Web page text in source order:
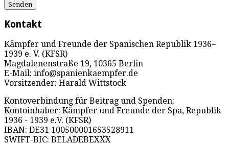
Kontakt
Kämpfer und Freunde der Spanischen Republik 1936–
1939 e. V. (KFSR)
Magdalenenstraße 19, 10365 Berlin
E-Mail: info@spanienkaempfer.de
Vorsitzender: Harald Wittstock
Kontoverbindung für Beitrag und Spenden:
Kontoinhaber: Kämpfer und Freunde der Spa, Republik
1936 - 1939 e.V. (KFSR)
IBAN: DE31 100500001653528911
SWIFT-BIC: BELADEBEXXX